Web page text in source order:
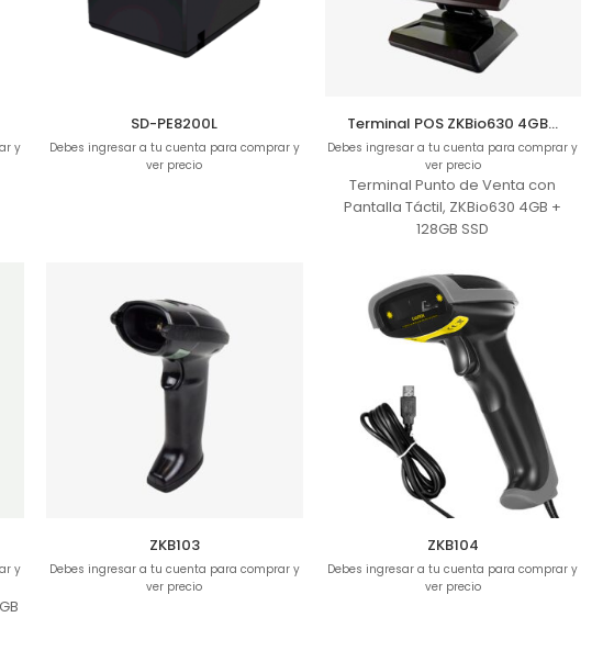
y
SD-PE8200L
Debes ingresar a tu cuenta para comprar y
ver precio
Terminal POS ZKBio630 4GB+128GB
Debes ingresar a tu cuenta para comprar y
ver precio
Terminal Punto de Venta con
Pantalla Táctil, ZKBio630 4GB +
128GB SSD
y
ZKB103
Debes ingresar a tu cuenta para comprar y
ver precio
ZKB104
Debes ingresar a tu cuenta para comprar y
ver precio